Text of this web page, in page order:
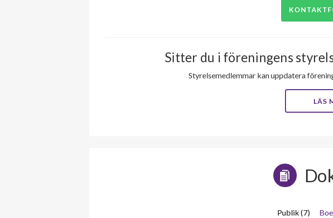
Sitter du i föreningens
Styrelsemedlemmar kan uppdatera
LÄS
Publik (7)